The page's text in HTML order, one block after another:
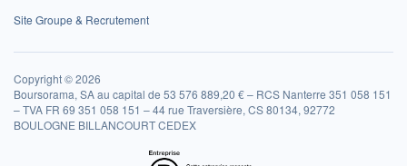
Site Groupe & Recrutement
Copyright © 2026
Boursorama, SA au capital de 53 576 889,20 € – RCS Nanterre 351 058 151
– TVA FR 69 351 058 151 – 44 rue Traversière, CS 80134, 92772
BOULOGNE BILLANCOURT CEDEX